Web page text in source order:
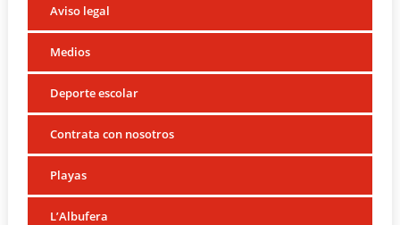
Aviso legal
Medios
Deporte escolar
Contrata con nosotros
Playas
L’Albufera